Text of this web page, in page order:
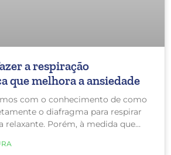
a respiração
que melhora a ansiedade
com o conhecimento de como
o diafragma para respirar
relaxante. Porém, à medida que
até o aumento da